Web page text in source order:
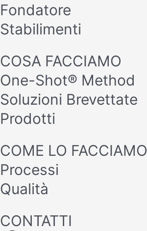
Fondatore
Stabilimenti
COSA FACCIAMO
One-Shot® Method
Soluzioni Brevettate
Prodotti
COME LO FACCIAMO
Processi
Qualità
CONTATTI